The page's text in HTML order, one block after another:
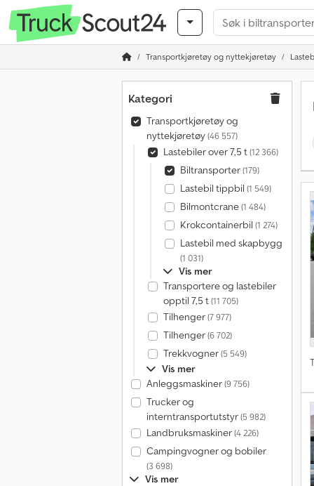
Transportkjøretøy og nyttekjøretøy
Kategori
Transportkjøretøy og
nyttekjøretøy(46 557)
Lastebiler over 7,5 t(12 366)
Biltransporter(179)
Lastebil tippbil (1 549)
Bilmontcrane(1 484)
Krokcontainerbil (1 274)
Lastebil med skapbygg
(1 031)
Vis mer
Transportere og lastebiler
opptil 7,5 t(11 705)
Tilhenger(7 977)
Tilhenger(6 702)
Trekkvogner(5 549)
Vis mer
Anleggsmaskiner(9 756)
Trucker og
interntransportutstyr(5 982)
Landbruksmaskiner(4 226)
Campingvogner og bobiler
(3 698)
Vis mer